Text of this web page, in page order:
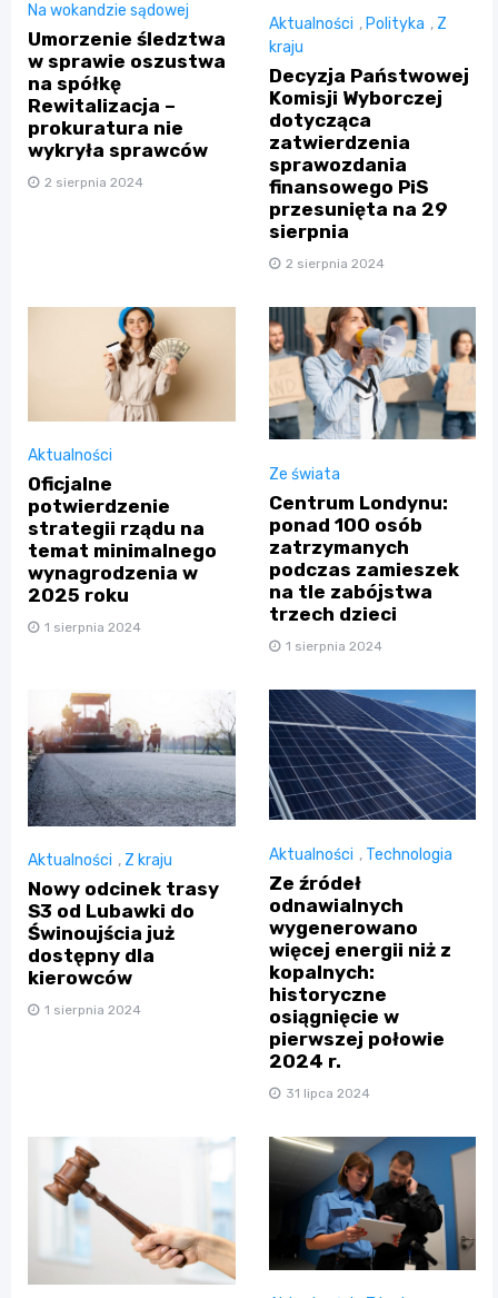
Na wokandzie sądowej
Umorzenie śledztwa
w sprawie oszustwa
na spółkę
Rewitalizacja –
prokuratura nie
wykryła sprawców
2 sierpnia 2024
Aktualności , Polityka , Z
kraju
Decyzja Państwowej
Komisji Wyborczej
dotycząca
zatwierdzenia
sprawozdania
finansowego PiS
przesunięta na 29
sierpnia
2 sierpnia 2024
Aktualności
Oficjalne
potwierdzenie
strategii rządu na
temat minimalnego
wynagrodzenia w
2025 roku
1 sierpnia 2024
Ze świata
Centrum Londynu:
ponad 100 osób
zatrzymanych
podczas zamieszek
na tle zabójstwa
trzech dzieci
1 sierpnia 2024
Aktualności , Z kraju
Nowy odcinek trasy
S3 od Lubawki do
Świnoujścia już
dostępny dla
kierowców
1 sierpnia 2024
Aktualności , Technologia
Ze źródeł
odnawialnych
wygenerowano
więcej energii niż z
kopalnych:
historyczne
osiągnięcie w
pierwszej połowie
2024 r.
31 lipca 2024